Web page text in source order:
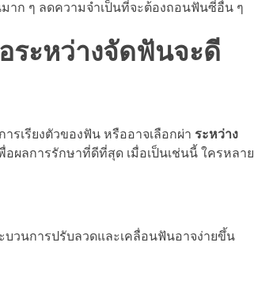
าก ๆ ลดความจำเป็นที่จะต้องถอนฟันซี่อื่น ๆ
ะหว่างจัดฟันจะดี
เรียงตัวของฟัน หรืออาจเลือกผ่า ระหว่าง
ผลการรักษาที่ดีที่สุด เมื่อเป็นเช่นนี้ ใครหลาย
วนการปรับลวดและเคลื่อนฟันอาจง่ายขึ้น